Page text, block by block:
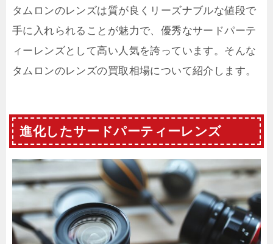
タムロンのレンズは質が良くリーズナブルな値段で
手に入れられることが魅力で、優秀なサードパーテ
ィーレンズとして高い人気を誇っています。そんな
タムロンのレンズの買取相場について紹介します。
進化したサードパーティーレンズ